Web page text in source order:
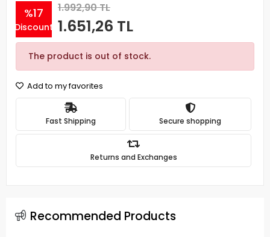
%17
Discount
1.992,90 TL
1.651,26 TL
The product is out of stock.
Add to my favorites
Fast Shipping Secure shopping
Returns and Exchanges
Recommended Products